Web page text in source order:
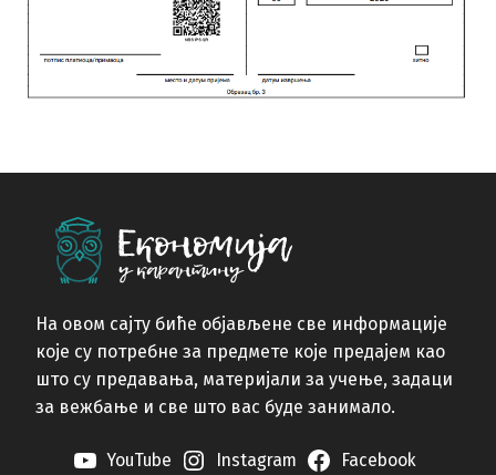
На овом сајту биће објављене све информације
које су потребне за предмете које предајем као
што су предавања, материјали за учење, задаци
за вежбање и све што вас буде занимало.
YouTube Instagram
Facebook